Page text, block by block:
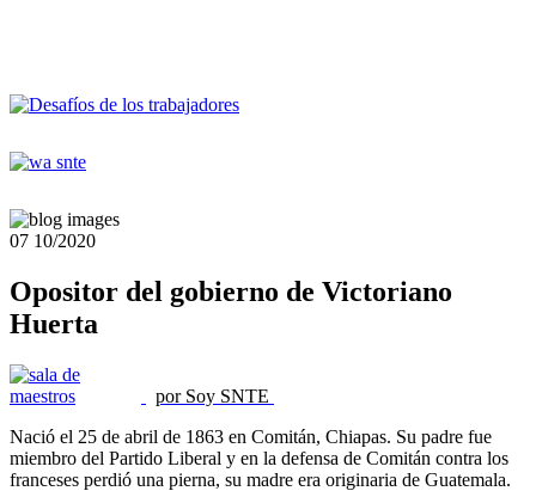
07 10/2020
Opositor del gobierno de Victoriano
Huerta
por Soy SNTE
Nació el 25 de abril de 1863 en Comitán, Chiapas. Su padre fue
miembro del Partido Liberal y en la defensa de Comitán contra los
franceses perdió una pierna, su madre era originaria de Guatemala.